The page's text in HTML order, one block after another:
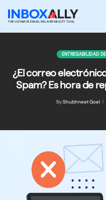
THE ULTIMATE EMAIL DELIVERABILITY TOOL
ENTREGABILIDAD
¿El correo
Spam? Es hora de
By:Shubhneet Goel